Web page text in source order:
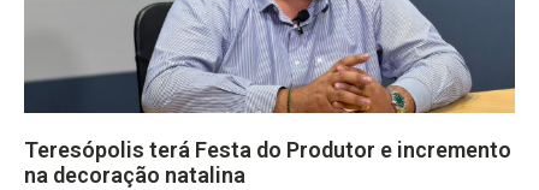
Teresópolis terá Festa do Produtor e incremento
na decoração natalina